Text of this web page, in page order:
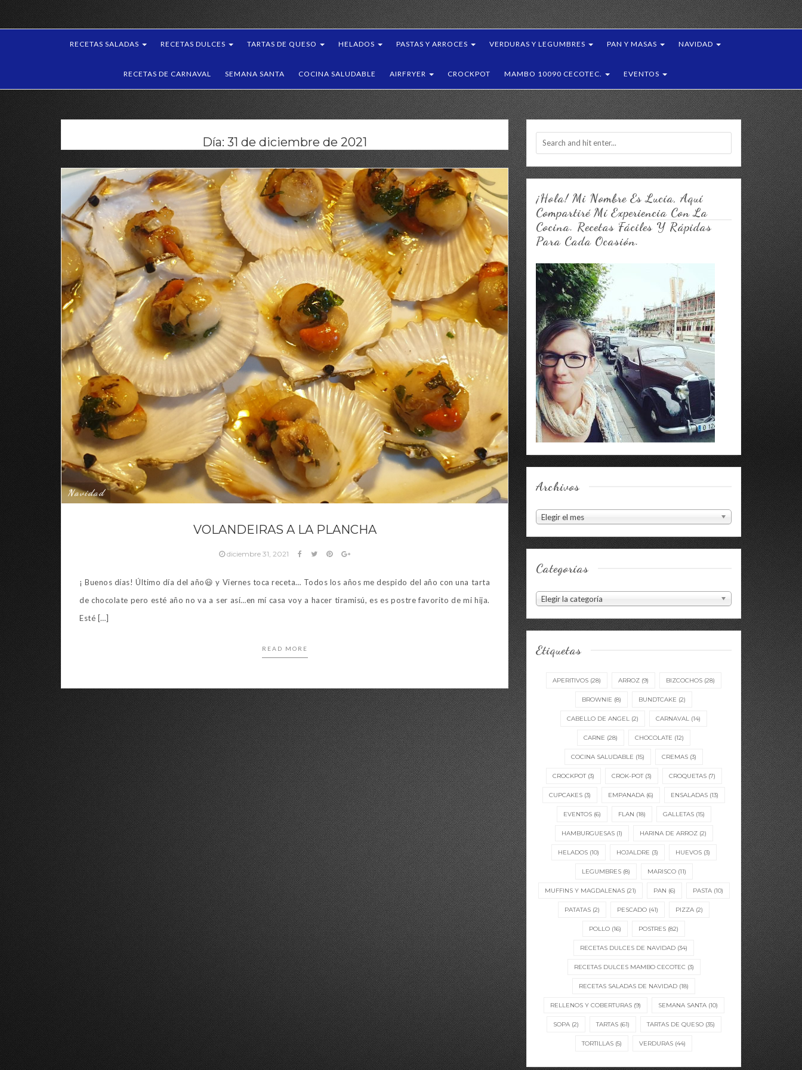
RECETAS SALADAS RECETAS DULCES TARTAS DE QUESO HELADOS PASTAS Y ARROCES VERDURAS Y LEGUMBRES PAN Y MASAS NAVIDAD
RECETAS DE CARNAVAL SEMANA SANTA COCINA SALUDABLE AIRFRYER CROCKPOT MAMBO 10090 CECOTEC. EVENTOS
Día: 31 de diciembre de 2021
Navidad
VOLANDEIRAS A LA PLANCHA
diciembre 31, 2021
¡ Buenos días! Último día del año😃 y Viernes toca receta… Todos los años me despido del año con una tarta
de chocolate pero esté año no va a ser así…en mí casa voy a hacer tiramisú, es es postre favorito de mi hija.
Esté […]
READ MORE
¡Hola! Mi Nombre Es Lucía, Aquí
Compartiré Mí Experiencia Con La
Cocina. Recetas Fáciles Y Rápidas
Para Cada Ocasión.
Archivos
Archivos
Elegir el mes
Categorías
Categorías
Elegir la categoría
Etiquetas
APERITIVOS (28) ARROZ (9) BIZCOCHOS (28)
BROWNIE (8) BUNDTCAKE (2)
CABELLO DE ANGEL (2) CARNAVAL (14)
CARNE (28) CHOCOLATE (12)
COCINA SALUDABLE (15) CREMAS (3)
CROCKPOT(3) CROK-POT(3) CROQUETAS(7)
CUPCAKES (3) EMPANADA (6) ENSALADAS (13)
EVENTOS(6) FLAN (18) GALLETAS(15)
HAMBURGUESAS(1) HARINA DE ARROZ(2)
HELADOS(10) HOJALDRE (3) HUEVOS(3)
LEGUMBRES(8) MARISCO(11)
MUFFINS Y MAGDALENAS(21) PAN (6) PASTA(10)
PATATAS (2) PESCADO (41) PIZZA (2)
POLLO (16) POSTRES (82)
RECETAS DULCES DE NAVIDAD (34)
RECETAS DULCES MAMBO CECOTEC (3)
RECETAS SALADAS DE NAVIDAD (18)
RELLENOS Y COBERTURAS(9) SEMANA SANTA(10)
SOPA(2) TARTAS(61) TARTAS DE QUESO(35)
TORTILLAS (5) VERDURAS (44)